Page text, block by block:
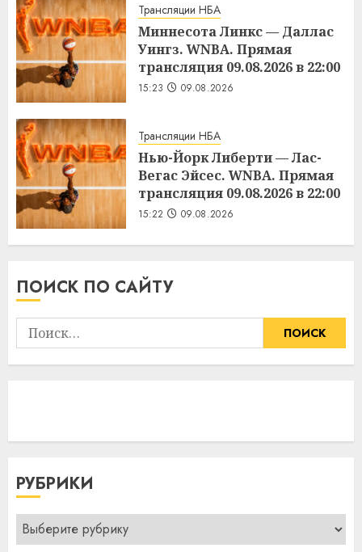
Трансляции НБА
Миннесота Линкс — Даллас
Уингз. WNBA. Прямая
трансляция 09.08.2026 в 22:00
15:23 09.08.2026
Трансляции НБА
Нью-Йорк Либерти — Лас-
Вегас Эйсес. WNBA. Прямая
трансляция 09.08.2026 в 22:00
15:22 09.08.2026
ПОИСК ПО САЙТУ
Найти:
РУБРИКИ
Рубрики